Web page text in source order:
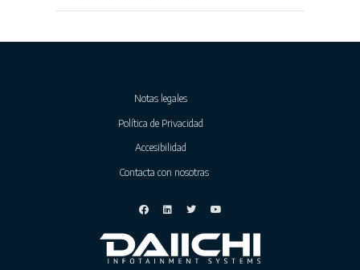
Notas legales
Política de Privacidad
Accesibilidad
Contacta con nosotras